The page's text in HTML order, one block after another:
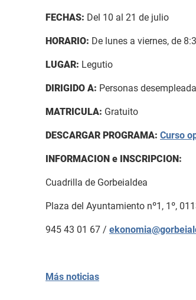
FECHAS: Del 10 al 21 de julio
HORARIO: De lunes a viernes, de
LUGAR: Legutio
DIRIGIDO A: Personas
MATRICULA: Gratuito
DESCARGAR PROGRAMA: Curso
INFORMACION e INSCRIPCION:
Cuadrilla de Gorbeialdea
Plaza del Ayuntamiento nº1, 1º,
945 43 01 67 /
Más noticias